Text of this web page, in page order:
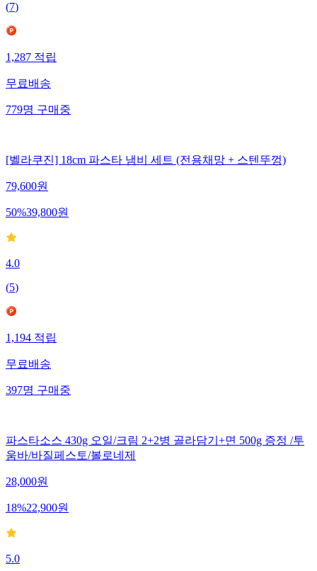
(7)
1,287 적립
무료배송
779명 구매중
[벨라쿠진] 18cm 파스타 냄비 세트 (전용채망 + 스텐뚜껑)
79,600원
50%39,800원
4.0
(5)
1,194 적립
무료배송
397명 구매중
파스타소스 430g 오일/크림 2+2병 골라담기+면 500g 증정 /투
움바/바질페스토/볼로네제
28,000원
18%22,900원
5.0